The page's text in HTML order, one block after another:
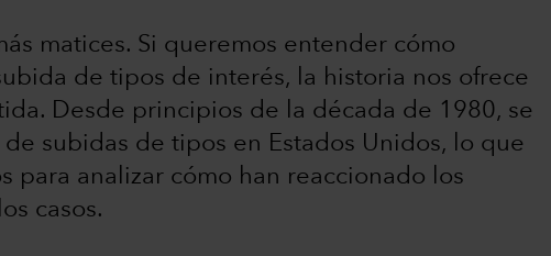
matices. Si queremos entender cómo
de tipos de interés, la historia nos ofrece
Desde principios de la década de 1980, se
subidas de tipos en Estados Unidos, lo que
para analizar cómo han reaccionado los
casos.